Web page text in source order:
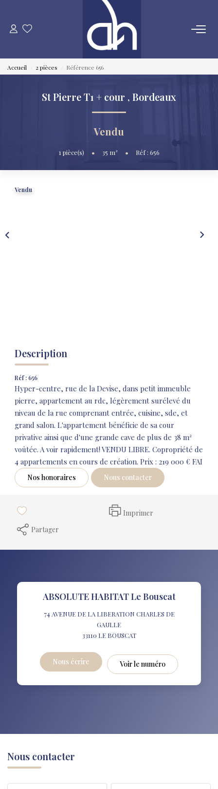
VENTE
ESTIMATION
GESTION LOCATIVE
Accueil 2 pièces Référence 656
St Pierre T1 + cour , Bordeaux
Vendu
1 pièce(s) • 35 m² • Réf : 656
Vendu
Description
Réf : 656
Hyper-centre, rue de la Devise, dans petit immeuble
pierre, appartement au rdc, légèrement surélevé du
niveau de la rue comprenant entrée, cuisine, sde, et
grand salon. L'appartement bénéficie de sa cour
privative ainsi que d'une grande cave de plus de 38 m²
voûtée. A voir rapidement! VENDU LIBRE. Copropriété de
4 appartements en cours de création. Prix : 219 000 € FAI
Nos honoraires Nous contacter
Imprimer
Partager
ABSOLUTE HABITAT Le Bouscat
74 AVENUE DE LA LIBERATION CHARLES DE
GAULLE
33110 LE BOUSCAT
Nous écrire Voir le numéro
Nous contacter